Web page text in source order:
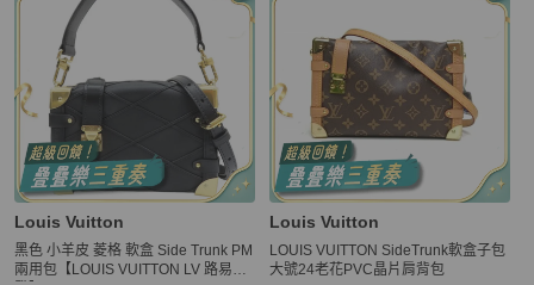
Louis Vuitton
黑色 小羊皮 菱格 軟盒 Side Trunk PM
兩用包【LOUIS VUITTON LV 路易威
Louis Vuitton
LOUIS VUITTON SideTrunk軟盒子包
大號24老花PVC晶片肩背包